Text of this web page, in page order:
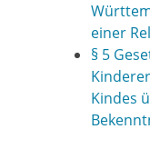
einer
§ 5
Kindes